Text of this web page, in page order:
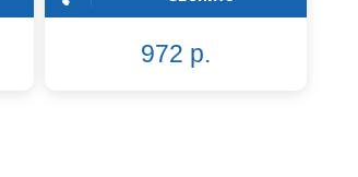
972 р.